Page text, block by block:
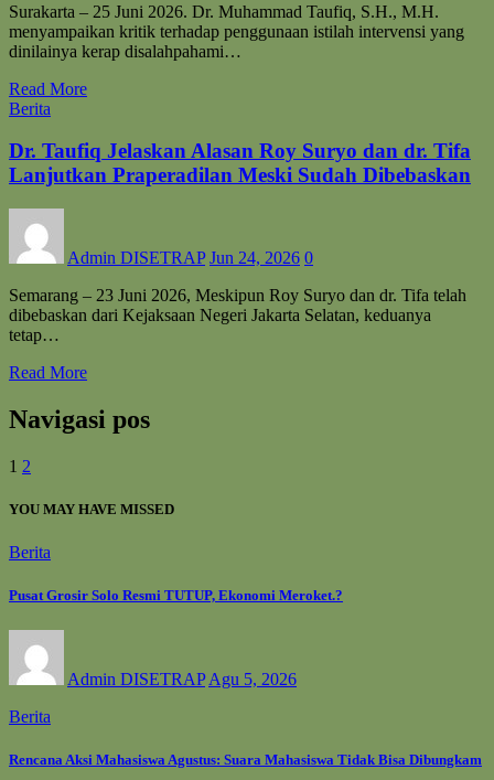
Surakarta – 25 Juni 2026. Dr. Muhammad Taufiq, S.H., M.H.
menyampaikan kritik terhadap penggunaan istilah intervensi yang
dinilainya kerap disalahpahami…
Read More
Berita
Dr. Taufiq Jelaskan Alasan Roy Suryo dan dr. Tifa
Lanjutkan Praperadilan Meski Sudah Dibebaskan
Admin DISETRAP Jun 24, 2026 0
Semarang – 23 Juni 2026, Meskipun Roy Suryo dan dr. Tifa telah
dibebaskan dari Kejaksaan Negeri Jakarta Selatan, keduanya
tetap…
Read More
Navigasi pos
1 2
YOU MAY HAVE MISSED
Berita
Pusat Grosir Solo Resmi TUTUP, Ekonomi Meroket.?
Admin DISETRAP Agu 5, 2026
Berita
Rencana Aksi Mahasiswa Agustus: Suara Mahasiswa Tidak Bisa Dibungkam